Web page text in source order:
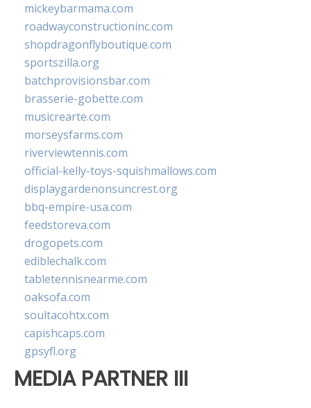
mickeybarmama.com
roadwayconstructioninc.com
shopdragonflyboutique.com
sportszilla.org
batchprovisionsbar.com
brasserie-gobette.com
musicrearte.com
morseysfarms.com
riverviewtennis.com
official-kelly-toys-squishmallows.com
displaygardenonsuncrest.org
bbq-empire-usa.com
feedstoreva.com
drogopets.com
ediblechalk.com
tabletennisnearme.com
oaksofa.com
soultacohtx.com
capishcaps.com
gpsyfl.org
MEDIA PARTNER III